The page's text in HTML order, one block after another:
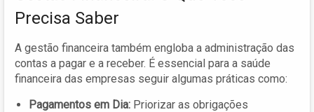
Precisa Saber
A gestão financeira também engloba a administração das
contas a pagar e a receber. É essencial para a saúde
financeira das empresas seguir algumas práticas como:
Pagamentos em Dia: Priorizar as obrigações